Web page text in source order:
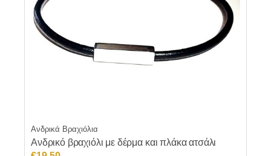
Ανδρικά Βραχιόλια
Ανδρικό βραχιόλι με δέρμα και πλάκα ατσάλι